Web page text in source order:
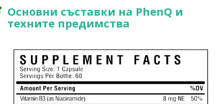
Основни съставки на PhenQ и
техните предимства